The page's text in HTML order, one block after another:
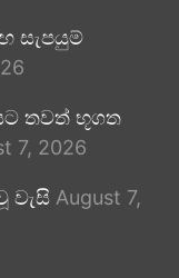
සැපයුම්
තවත් භූගත
7, 2026
වැසි August 7,